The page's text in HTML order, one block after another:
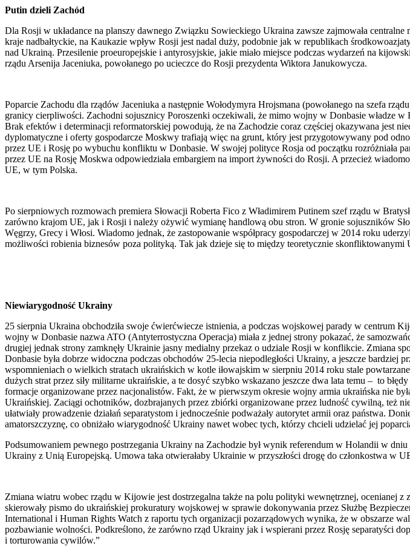
Putin dzieli Zachód
Dla Rosji w układance na planszy dawnego Związku Sowieckiego Ukraina zawsze zajmowała
kraje nadbałtyckie, na Kaukazie wpływ Rosji jest nadal duży, podobnie jak w republikach
nad Ukrainą. Przesilenie proeuropejskie i antyrosyjskie, jakie miało miejsce podczas wydarzeń na
rządu Arsenija Jaceniuka, powołanego po ucieczce do Rosji prezydenta Wiktora Janukowycza.
Poparcie Zachodu dla rządów Jaceniuka a następnie Wołodymyra Hrojsmana (powołanego na szefa
granicy cierpliwości. Zachodni sojusznicy Poroszenki oczekiwali, że mimo wojny w Donbasie władze
Brak efektów i determinacji reformatorskiej powodują, że na Zachodzie coraz częściej okazywana jest
dyplomatyczne i oferty gospodarcze Moskwy trafiają więc na grunt, który jest przygotowywany pod
przez UE i Rosję po wybuchu konfliktu w Donbasie. W swojej polityce Rosja od początku rozróżniała
przez UE na Rosję Moskwa odpowiedziała embargiem na import żywności do Rosji. A przecież
UE, w tym Polska.
Po sierpniowych rozmowach premiera Słowacji Roberta Fico z Władimirem Putinem szef rządu w
zarówno krajom UE, jak i Rosji i należy ożywić wymianę handlową obu stron. W gronie sojuszników
Węgrzy, Grecy i Włosi. Wiadomo jednak, że zastopowanie współpracy gospodarczej w 2014 roku
możliwości robienia biznesów poza polityką. Tak jak dzieje się to między teoretycznie skonfliktowanymi
Niewiarygodność Ukrainy
25 sierpnia Ukraina obchodziła swoje ćwierćwiecze istnienia, a podczas wojskowej parady w centrum
wojny w Donbasie nazwa ATO (Antyterrostyczna Operacja) miała z jednej strony pokazać, że
drugiej jednak strony zamknęły Ukrainie jasny medialny przekaz o udziale Rosji w konflikcie. Zmiana
Donbasie była dobrze widoczna podczas obchodów 25-lecia niepodległości Ukrainy, a jeszcze
wspomnieniach o wielkich stratach ukraińskich w kotle iłowajskim w sierpniu 2014 roku stale
dużych strat przez siły militarne ukraińskie, a te dosyć szybko wskazano jeszcze dwa lata temu – to
formacje organizowane przez nacjonalistów. Fakt, że w pierwszym okresie wojny armia ukraińska nie
Ukraińskiej. Zaciągi ochotników, dozbrajanych przez zbiórki organizowane przez ludność cywilną, też
ułatwiały prowadzenie działań separatystom i jednocześnie podważały autorytet armii oraz państwa.
amatorszczyznę, co obniżało wiarygodność Ukrainy nawet wobec tych, którzy chcieli udzielać jej
Podsumowaniem pewnego postrzegania Ukrainy na Zachodzie był wynik referendum w Holandii w
Ukrainy z Unią Europejską. Umowa taka otwierałaby Ukrainie w przyszłości drogę do członkostwa w
Zmiana wiatru wobec rządu w Kijowie jest dostrzegalna także na polu polityki wewnętrznej, ocenianej
skierowały pismo do ukraińskiej prokuratury wojskowej w sprawie dokonywania przez Służbę
International i Human Rights Watch z raportu tych organizacji pozarządowych wynika, że w obszarze
pozbawianie wolności. Podkreślono, że zarówno rząd Ukrainy jak i wspierani przez Rosję separatyści
i torturowania cywilów.”